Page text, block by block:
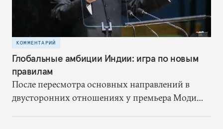
КОММЕНТАРИЙ
Глобальные амбиции Индии: игра по новым
правилам
После пересмотра основных направлений в
двусторонних отношениях у премьера Моди